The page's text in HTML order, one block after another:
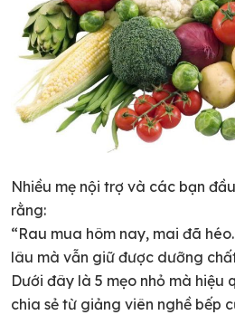
Nhiều mẹ nội trợ và các bạn
rằng:
“Rau mua hôm nay, mai đã
lâu mà vẫn giữ được dưỡng
Dưới đây là 5 mẹo nhỏ mà hiệu
chia sẻ từ giảng viên nghề bếp